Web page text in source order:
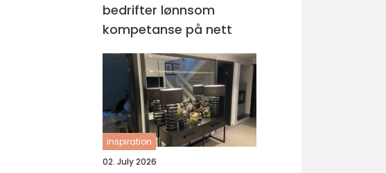
bedrifter lønnsom
kompetanse på nett
inspiration
02. July 2026